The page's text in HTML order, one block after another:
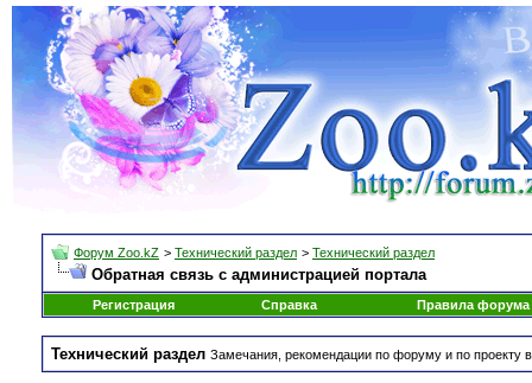
Форум Zoo.kZ > Технический раздел > Технический раздел
Обратная связь с администрацией портала
Регистрация Справка Правила форума
Технический раздел Замечания, рекомендации по форуму и по проекту